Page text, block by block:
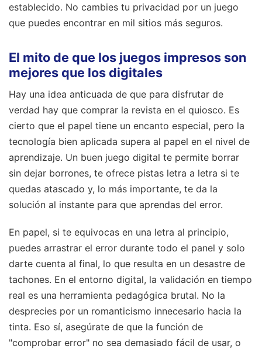
establecido. No cambies tu privacidad por un juego
que puedes encontrar en mil sitios más seguros.
El mito de que los juegos impresos son
mejores que los digitales
Hay una idea anticuada de que para disfrutar de
verdad hay que comprar la revista en el quiosco. Es
cierto que el papel tiene un encanto especial, pero la
tecnología bien aplicada supera al papel en el nivel de
aprendizaje. Un buen juego digital te permite borrar
sin dejar borrones, te ofrece pistas letra a letra si te
quedas atascado y, lo más importante, te da la
solución al instante para que aprendas del error.
En papel, si te equivocas en una letra al principio,
puedes arrastrar el error durante todo el panel y solo
darte cuenta al final, lo que resulta en un desastre de
tachones. En el entorno digital, la validación en tiempo
real es una herramienta pedagógica brutal. No la
desprecies por un romanticismo innecesario hacia la
tinta. Eso sí, asegúrate de que la función de
"comprobar error" no sea demasiado fácil de usar, o